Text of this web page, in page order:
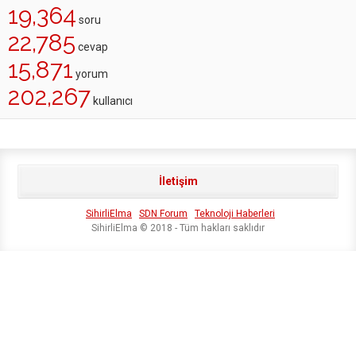
19,364 soru
22,785 cevap
15,871 yorum
202,267 kullanıcı
İletişim
SihirliElma SDN Forum
Teknoloji Haberleri
SihirliElma © 2018 - Tüm hakları saklıdır